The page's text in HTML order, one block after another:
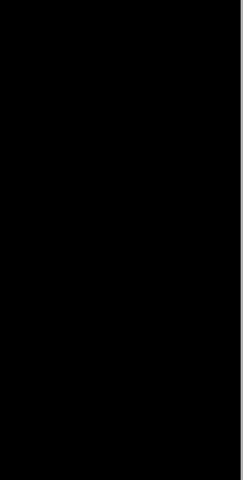
(u))
de arte
artístico),
artist (u))